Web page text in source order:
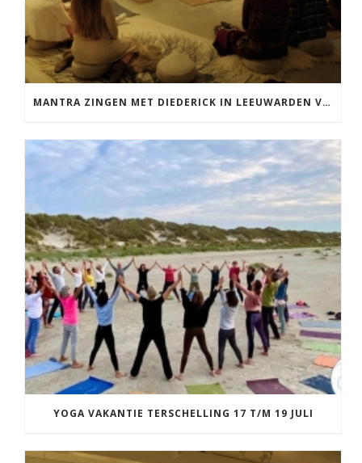
MANTRA ZINGEN MET DIEDERICK IN LEEUWARDEN VRIJDAG 12 JUNI KIRTAN
YOGA VAKANTIE TERSCHELLING 17 T/M 19 JULI